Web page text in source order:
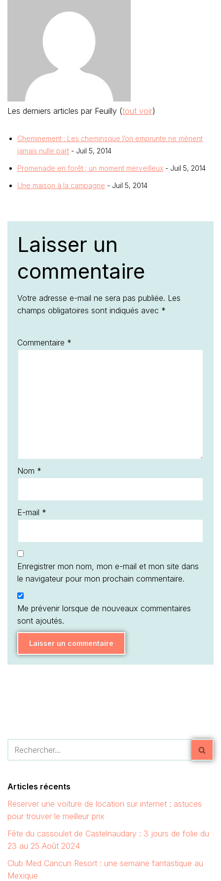
Les derniers articles par Feuilly (tout voir)
Cheminement : Les cheminsque l’on emprunte ne mènent
jamais nulle part - Juil 5, 2014
Promenade en forêt ; un moment merveilleux - Juil 5, 2014
Une maison à la campagne - Juil 5, 2014
Laisser un
commentaire
Votre adresse e-mail ne sera pas publiée. Les
champs obligatoires sont indiqués avec *
Commentaire *
Nom *
E-mail *
Enregistrer mon nom, mon e-mail et mon site dans
le navigateur pour mon prochain commentaire.
Me prévenir lorsque de nouveaux commentaires
sont ajoutés.
Articles récents
Réserver une voiture de location sur internet : astuces
pour trouver le meilleur prix
Fête du cassoulet de Castelnaudary : 3 jours de folie du
23 au 25 Août 2024
Club Med Cancun Resort : une semaine fantastique au
Mexique